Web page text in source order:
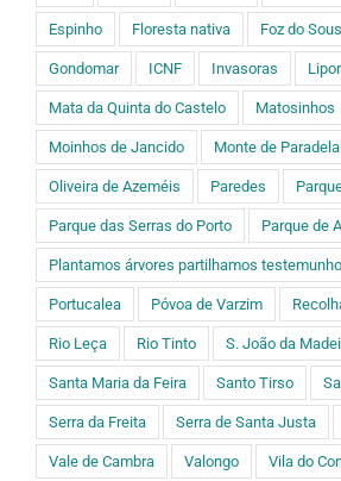
Espinho Floresta nativa Foz do
Gondomar ICNF Invasoras Lipor
Mata da Quinta do Castelo Matosinhos
Moinhos de Jancido Monte de Paradela
Oliveira de Azeméis Paredes
Parque das Serras do Porto Parque de
Plantamos árvores partilhamos
Portucalea Póvoa de Varzim
Rio Leça Rio Tinto S. João da
Santa Maria da Feira Santo Tirso
Serra da Freita Serra de Santa Justa
Vale de Cambra Valongo Vila do